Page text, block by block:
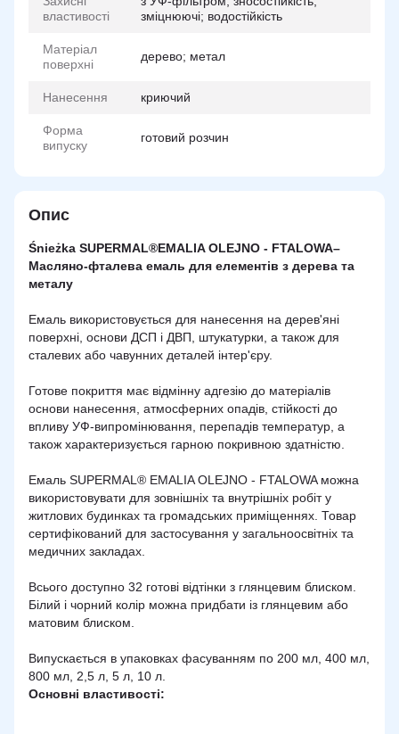
властивості
зміцнюючі; водостійкість
Матеріал
поверхні
дерево; метал
Нанесення криючий
Форма
випуску
готовий розчин
Опис
Śnieżka SUPERMAL®EMALIA OLEJNO - FTALOWA–
Масляно-фталева емаль для елементів з дерева та
металу
Емаль використовується для нанесення на дерев'яні
поверхні, основи ДСП і ДВП, штукатурки, а також для
сталевих або чавунних деталей інтер'єру.
Готове покриття має відмінну адгезію до матеріалів
основи нанесення, атмосферних опадів, стійкості до
впливу УФ-випромінювання, перепадів температур, а
також характеризується гарною покривною здатністю.
Емаль SUPERMAL® EMALIA OLEJNO - FTALOWA можна
використовувати для зовнішніх та внутрішніх робіт у
житлових будинках та громадських приміщеннях. Товар
сертифікований для застосування у загальноосвітніх та
медичних закладах.
Всього доступно 32 готові відтінки з глянцевим блиском.
Білий і чорний колір можна придбати із глянцевим або
матовим блиском.
Випускається в упаковках фасуванням по 200 мл, 400 мл,
800 мл, 2,5 л, 5 л, 10 л.
Основні властивості: